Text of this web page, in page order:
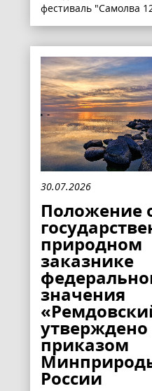
фестиваль "Самолва
30.07.2026
Положение
природном
заказнике
значения
утверждено
приказом
России